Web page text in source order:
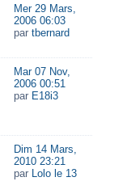
Mer 29 Mars,
2006 06:03
par tbernard
Mar 07 Nov,
2006 00:51
par E18i3
Dim 14 Mars,
2010 23:21
par Lolo le 13